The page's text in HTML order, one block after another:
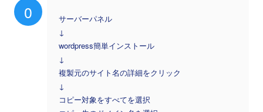
0
サーバーパネル
↓
wordpress簡単インストール
↓
複製元のサイト名の詳細をクリック
↓
コピー対象をすべてを選択